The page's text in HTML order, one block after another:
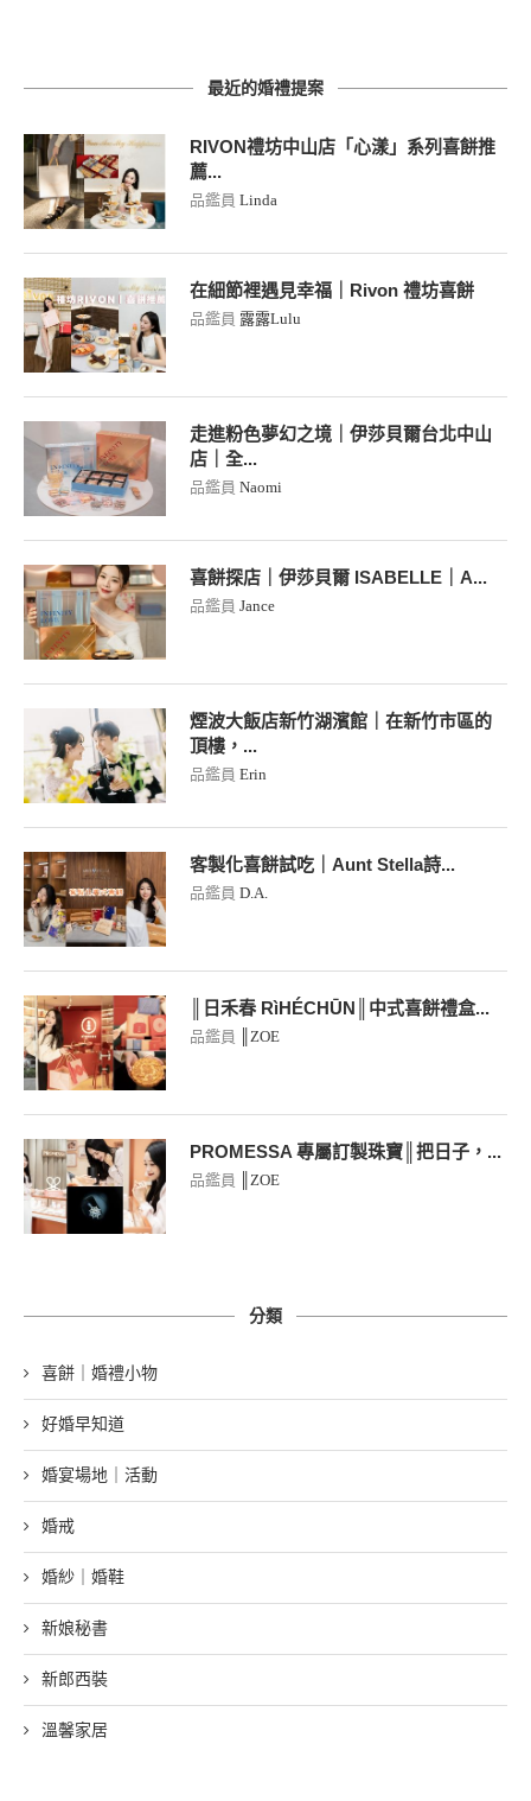
最近的婚禮提案
RIVON禮坊中山店「心漾」系列喜餅推
薦...
品鑑員 Linda
在細節裡遇見幸福｜Rivon 禮坊喜餅
品鑑員 露露Lulu
走進粉色夢幻之境｜伊莎貝爾台北中山
店｜全...
品鑑員 Naomi
喜餅探店｜伊莎貝爾 ISABELLE｜A...
品鑑員 Jance
煙波大飯店新竹湖濱館｜在新竹市區的
頂樓，...
品鑑員 Erin
客製化喜餅試吃｜Aunt Stella詩...
品鑑員 D.A.
║日禾春 RìHÉCHŪN║中式喜餅禮盒...
品鑑員 ║ZOE
PROMESSA 專屬訂製珠寶║把日子，...
品鑑員 ║ZOE
分類
喜餅｜婚禮小物
好婚早知道
婚宴場地｜活動
婚戒
婚紗｜婚鞋
新娘秘書
新郎西裝
溫馨家居